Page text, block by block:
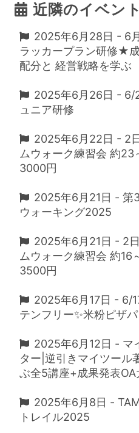
近隣のイベント
2025年6月28日 - 6
ラッカープラン研修★
配分と 経営戦略を学ぶ
2025年6月26日 - 6/
ュニア研修
2025年6月22日 - 2
ムウォーク練習会 約
3000円
2025年6月21日 - 第
ウォーキング2025
2025年6月21日 - 2
ムウォーク練習会 約16
3500円
2025年6月17日 - 6/
テンフリー✨米粉ピザ
2025年6月12日 - マ
ター|逆引きマイツール
ぶ全5講座+成果発表OA
2025年6月8日 -
トレイル2025